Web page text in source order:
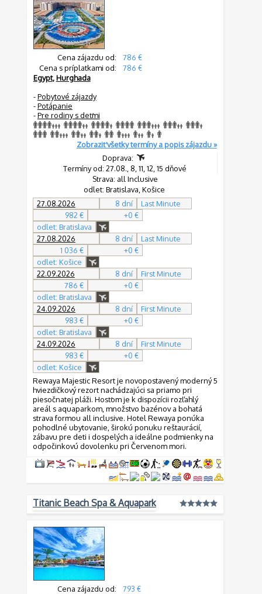
Cena zájazdu od:
786 €
Cena s príplatkami od:
786 €
Egypt,Hurghada
-Pobytové zájazdy
-Potápanie
-Pre rodiny s deťmi
Zobraziť všetky termíny a popis zájazdu »
Doprava:
Termíny od: 27.08., 8, 11, 12, 15 dňové
Strava: all Inclusive
odlet: Bratislava, Košice
27.08.2026
8 dní
Last Minute
982 €
+0 €
odlet: Bratislava
27.08.2026
8 dní
Last Minute
1 036 €
+0 €
odlet: Košice
22.09.2026
8 dní
First Minute
786 €
+0 €
odlet: Bratislava
24.09.2026
8 dní
First Minute
983 €
+0 €
odlet: Bratislava
24.09.2026
8 dní
First Minute
983 €
+0 €
odlet: Košice
Rewaya Majestic Resort je novopostavený moderný 5
hviezdičkový rezort nachádzajúci sa priamo pri
piesočnatej pláži. Hosťom je k dispozícii rozľahlý
areál s aquaparkom, množstvo bazénov a bohatá
strava formou all inclusive. Hotel Rewaya ponúka
pohodlné ubytovanie, širokú ponuku reštaurácií,
zábavu pre deti i dospelých a ideálne podmienky na
odpočinkovú dovolenku pri Červenom mori.
Titanic Beach Spa & Aquapark
Cena zájazdu od:
793 €